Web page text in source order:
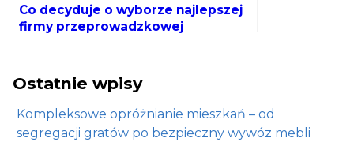
Co decyduje o wyborze najlepszej
firmy przeprowadzkowej
Ostatnie wpisy
Kompleksowe opróżnianie mieszkań – od
segregacji gratów po bezpieczny wywóz mebli